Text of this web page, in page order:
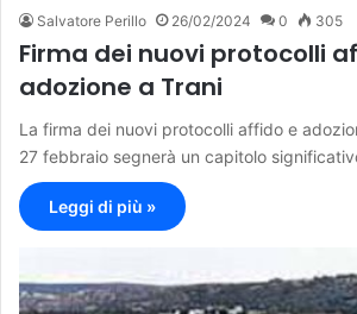
Salvatore Perillo 26/02/2024 0 305
Firma dei nuovi protocolli
adozione a Trani
La firma dei nuovi protocolli affido e
27 febbraio segnerà un capitolo
Leggi di più »